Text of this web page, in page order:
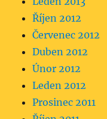
Říjen 2012
Červenec 2012
Duben 2012
Únor 2012
Leden 2012
Prosinec 2011